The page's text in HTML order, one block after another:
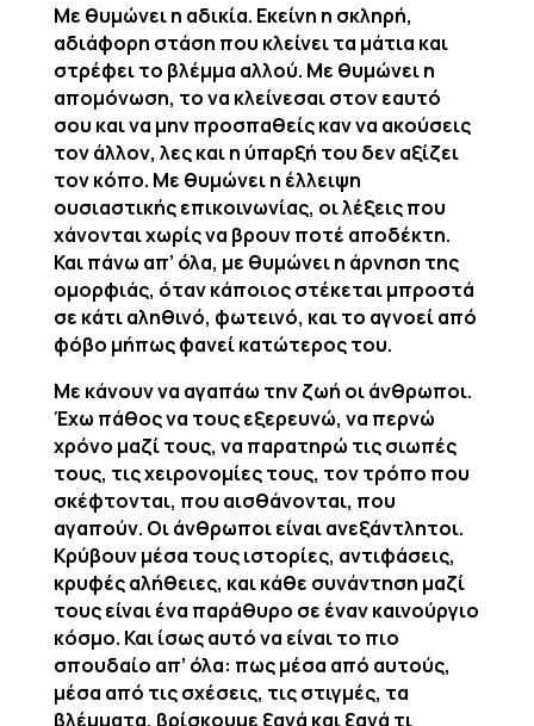
Με θυμώνει η αδικία. Εκείνη η σκληρή,
αδιάφορη στάση που κλείνει τα μάτια και
στρέφει το βλέμμα αλλού. Με θυμώνει η
απομόνωση, το να κλείνεσαι στον εαυτό
σου και να μην προσπαθείς καν να ακούσεις
τον άλλον, λες και η ύπαρξή του δεν αξίζει
τον κόπο. Με θυμώνει η έλλειψη
ουσιαστικής επικοινωνίας, οι λέξεις που
χάνονται χωρίς να βρουν ποτέ αποδέκτη.
Και πάνω απ’ όλα, με θυμώνει η άρνηση της
ομορφιάς, όταν κάποιος στέκεται μπροστά
σε κάτι αληθινό, φωτεινό, και το αγνοεί από
φόβο μήπως φανεί κατώτερος του.
Με κάνουν να αγαπάω την ζωή οι άνθρωποι.
Έχω πάθος να τους εξερευνώ, να περνώ
χρόνο μαζί τους, να παρατηρώ τις σιωπές
τους, τις χειρονομίες τους, τον τρόπο που
σκέφτονται, που αισθάνονται, που
αγαπούν. Οι άνθρωποι είναι ανεξάντλητοι.
Κρύβουν μέσα τους ιστορίες, αντιφάσεις,
κρυφές αλήθειες, και κάθε συνάντηση μαζί
τους είναι ένα παράθυρο σε έναν καινούργιο
κόσμο. Και ίσως αυτό να είναι το πιο
σπουδαίο απ’ όλα: πως μέσα από αυτούς,
μέσα από τις σχέσεις, τις στιγμές, τα
βλέμματα, βρίσκουμε ξανά και ξανά τι